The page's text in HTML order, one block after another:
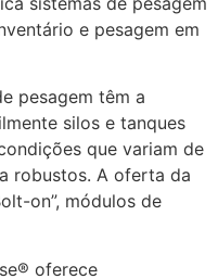
e pesagem em
pesagem têm a
silos e tanques
que variam de
robustos. A oferta da
on”, módulos de
oferece